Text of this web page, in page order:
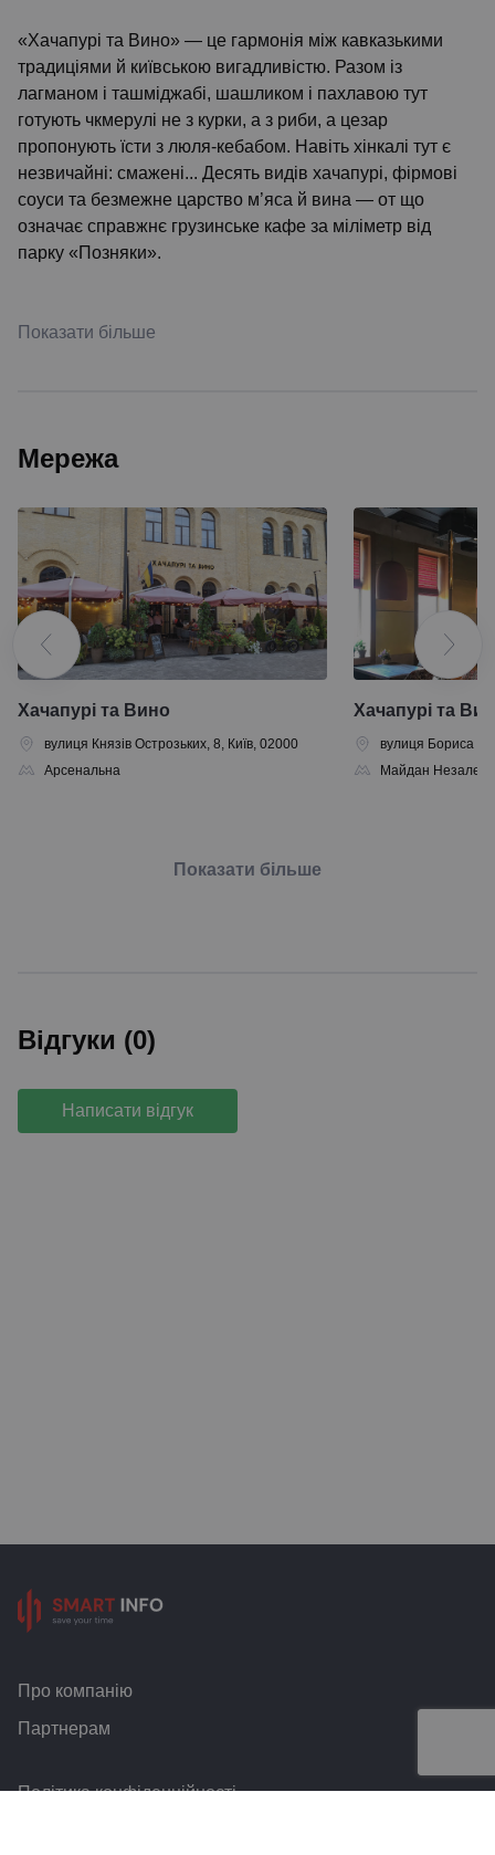
«Хачапурі та Вино» — це гармонія між кавказькими
традиціями й київською вигадливістю. Разом із
лагманом і ташміджабі, шашликом і пахлавою тут
готують чкмерулі не з курки, а з риби, а цезар
пропонують їсти з люля-кебабом. Навіть хінкалі тут є
незвичайні: смажені... Десять видів хачапурі, фірмові
соуси та безмежне царство м’яса й вина — от що
означає справжнє грузинське кафе за міліметр від
парку «Позняки».
Показати більше
Мережа
Хачапурі та Вино
вулиця Князів Острозьких, 8, Київ, 02000
Арсенальна
Хачапурі та
вулиця Бориса
Майдан
Показати більше
Відгуки (0)
Написати відгук
Про компанію
Партнерам
Політика конфіденційності